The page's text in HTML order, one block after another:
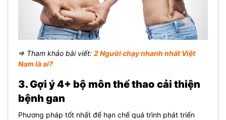
⇒ Tham khảo bài viết: 2 Người chạy nhanh nhất Việt
Nam là ai?
3. Gợi ý 4+ bộ môn thể thao cải thiện
bệnh gan
Phương pháp tốt nhất để hạn chế quá trình phát triển